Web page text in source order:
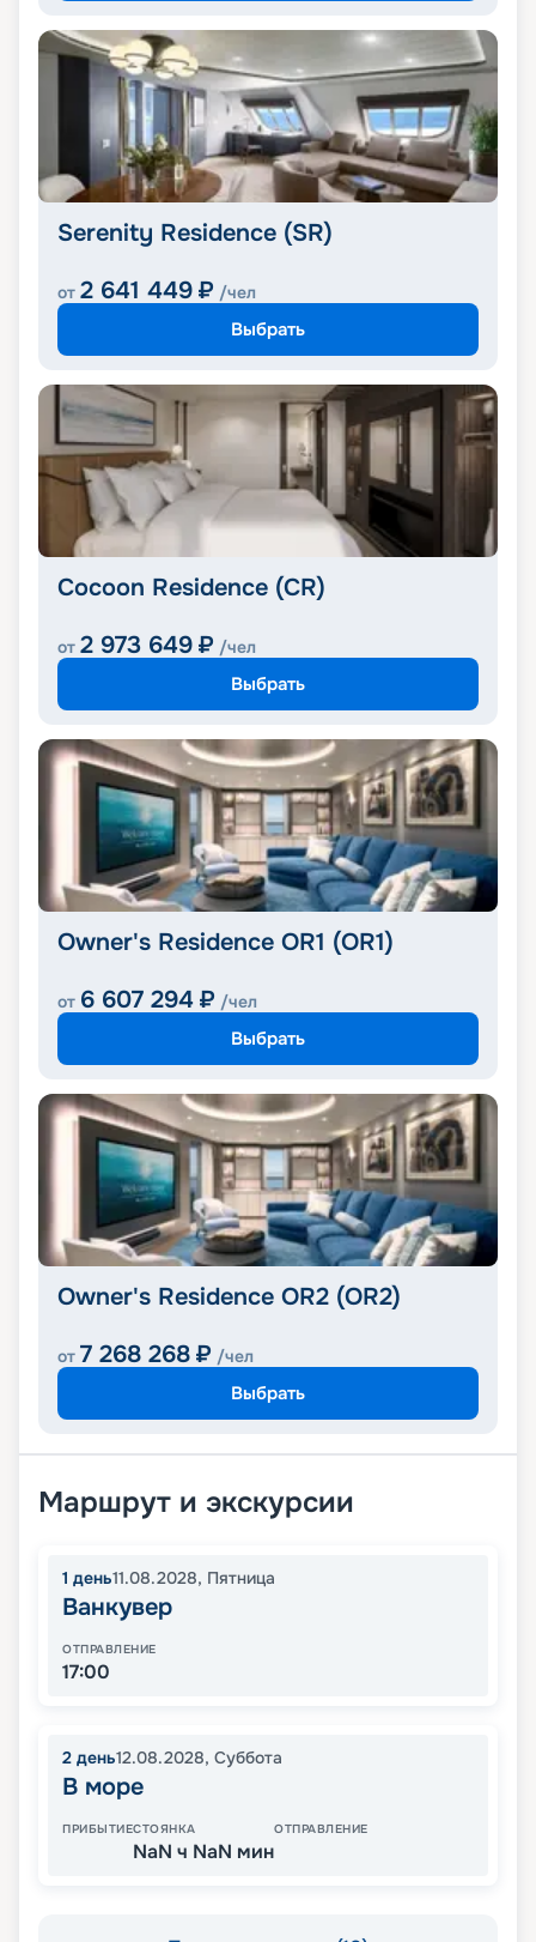
Serenity Residence (SR)
от 2 641 449 ₽ /чел
Выбрать
Cocoon Residence (CR)
от 2 973 649 ₽ /чел
Выбрать
Owner's Residence OR1 (OR1)
от 6 607 294 ₽ /чел
Выбрать
Owner's Residence OR2 (OR2)
от 7 268 268 ₽ /чел
Выбрать
Маршрут и экскурсии
1 день11.08.2028, Пятница
Ванкувер
ОТПРАВЛЕНИЕ
17:00
2 день12.08.2028, Суббота
В море
ПРИБЫТИЕСТОЯНКА
NaN ч NaN мин
ОТПРАВЛЕНИЕ